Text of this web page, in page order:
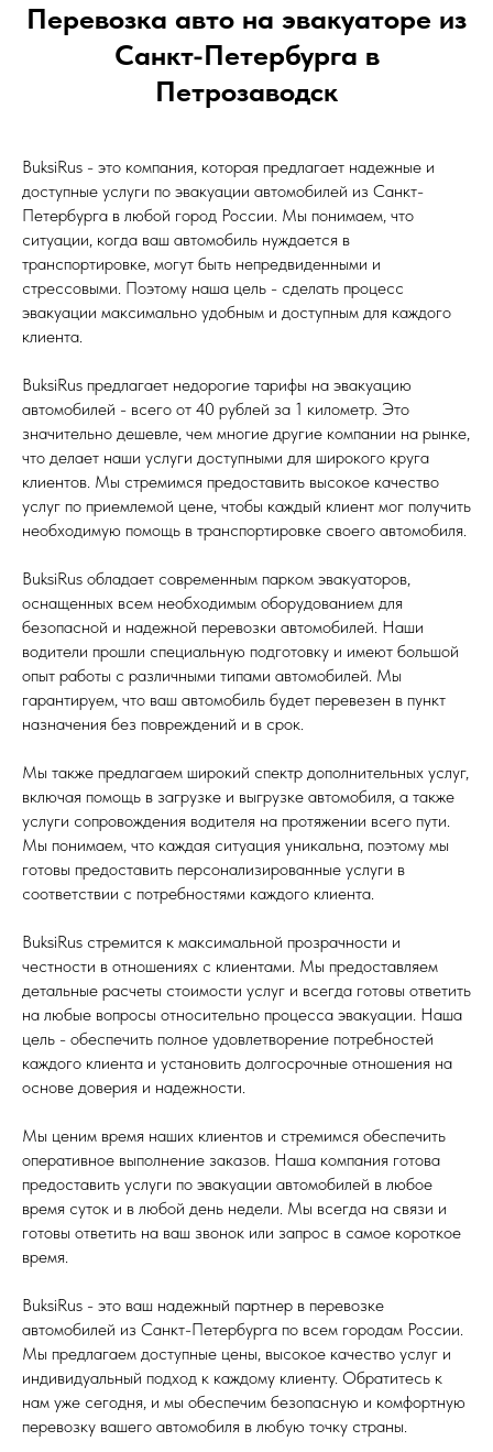
Перевозка авто на эвакуаторе из
Санкт-Петербурга в
Петрозаводск
BuksiRus - это компания, которая предлагает надежные и
доступные услуги по эвакуации автомобилей из Санкт-
Петербурга в любой город России. Мы понимаем, что
ситуации, когда ваш автомобиль нуждается в
транспортировке, могут быть непредвиденными и
стрессовыми. Поэтому наша цель - сделать процесс
эвакуации максимально удобным и доступным для каждого
клиента.
BuksiRus предлагает недорогие тарифы на эвакуацию
автомобилей - всего от 40 рублей за 1 километр. Это
значительно дешевле, чем многие другие компании на рынке,
что делает наши услуги доступными для широкого круга
клиентов. Мы стремимся предоставить высокое качество
услуг по приемлемой цене, чтобы каждый клиент мог получить
необходимую помощь в транспортировке своего автомобиля.
BuksiRus обладает современным парком эвакуаторов,
оснащенных всем необходимым оборудованием для
безопасной и надежной перевозки автомобилей. Наши
водители прошли специальную подготовку и имеют большой
опыт работы с различными типами автомобилей. Мы
гарантируем, что ваш автомобиль будет перевезен в пункт
назначения без повреждений и в срок.
Мы также предлагаем широкий спектр дополнительных услуг,
включая помощь в загрузке и выгрузке автомобиля, а также
услуги сопровождения водителя на протяжении всего пути.
Мы понимаем, что каждая ситуация уникальна, поэтому мы
готовы предоставить персонализированные услуги в
соответствии с потребностями каждого клиента.
BuksiRus стремится к максимальной прозрачности и
честности в отношениях с клиентами. Мы предоставляем
детальные расчеты стоимости услуг и всегда готовы ответить
на любые вопросы относительно процесса эвакуации. Наша
цель - обеспечить полное удовлетворение потребностей
каждого клиента и установить долгосрочные отношения на
основе доверия и надежности.
Мы ценим время наших клиентов и стремимся обеспечить
оперативное выполнение заказов. Наша компания готова
предоставить услуги по эвакуации автомобилей в любое
время суток и в любой день недели. Мы всегда на связи и
готовы ответить на ваш звонок или запрос в самое короткое
время.
BuksiRus - это ваш надежный партнер в перевозке
автомобилей из Санкт-Петербурга по всем городам России.
Мы предлагаем доступные цены, высокое качество услуг и
индивидуальный подход к каждому клиенту. Обратитесь к
нам уже сегодня, и мы обеспечим безопасную и комфортную
перевозку вашего автомобиля в любую точку страны.